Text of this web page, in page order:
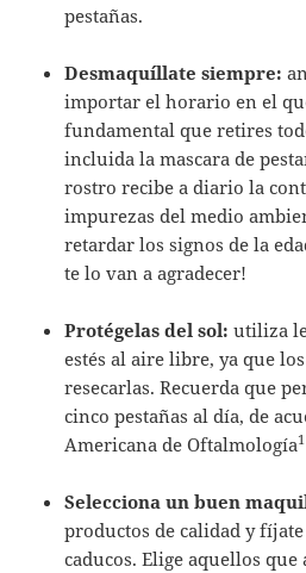
pestañas.
Desmaquíllate siempre:
importar el horario en el
fundamental que retires
incluida la mascara de
rostro recibe a diario la
impurezas del medio
retardar los signos de la
te lo van a agradecer!
Protégelas del sol: utiliza
estés al aire libre, ya que
resecarlas. Recuerda que
cinco pestañas al día, de
Americana de Oftalmología1
Selecciona un buen
productos de calidad y
caducos. Elige aquellos que